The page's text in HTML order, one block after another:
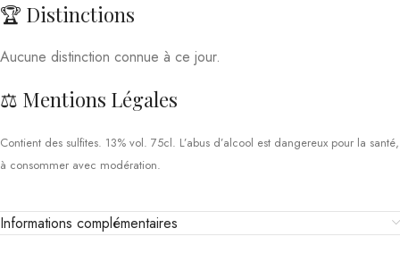
🏆 Distinctions
Aucune distinction connue à ce jour.
⚖️ Mentions Légales
Contient des sulfites. 13% vol. 75cl. L’abus d’alcool est dangereux pour la santé,
à consommer avec modération.
Informations complémentaires